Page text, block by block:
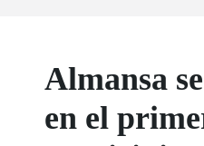
Almansa
en el